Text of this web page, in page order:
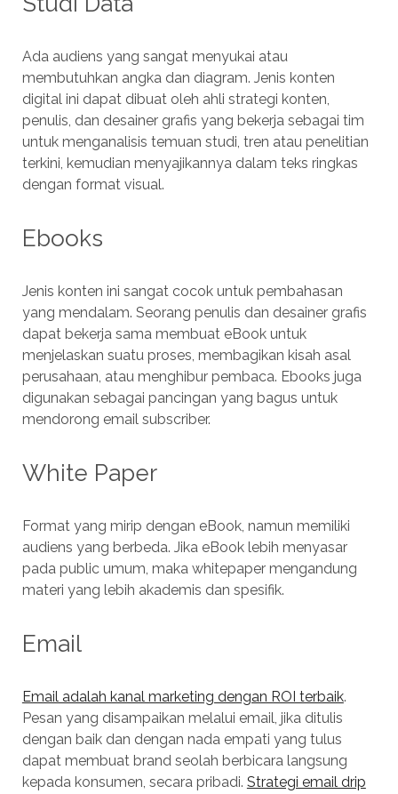
Ada audiens yang sangat menyukai atau
membutuhkan angka dan diagram. Jenis konten
digital ini dapat dibuat oleh ahli strategi konten,
penulis, dan desainer grafis yang bekerja sebagai tim
untuk menganalisis temuan studi, tren atau penelitian
terkini, kemudian menyajikannya dalam teks ringkas
dengan format visual.
Ebooks
Jenis konten ini sangat cocok untuk pembahasan
yang mendalam. Seorang penulis dan desainer grafis
dapat bekerja sama membuat eBook untuk
menjelaskan suatu proses, membagikan kisah asal
perusahaan, atau menghibur pembaca. Ebooks juga
digunakan sebagai pancingan yang bagus untuk
mendorong email subscriber.
White Paper
Format yang mirip dengan eBook, namun memiliki
audiens yang berbeda. Jika eBook lebih menyasar
pada public umum, maka whitepaper mengandung
materi yang lebih akademis dan spesifik.
Email
Email adalah kanal marketing dengan ROI terbaik.
Pesan yang disampaikan melalui email, jika ditulis
dengan baik dan dengan nada empati yang tulus
dapat membuat brand seolah berbicara langsung
kepada konsumen, secara pribadi. Strategi email drip